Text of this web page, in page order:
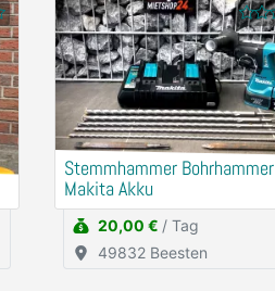
Stemmhammer Bohrhammer
Makita Akku
20,00 € / Tag
49832 Beesten